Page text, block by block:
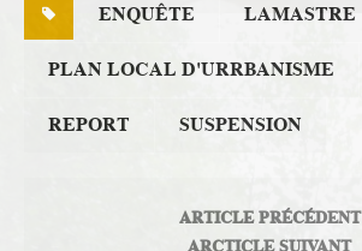
ENQUÊTE LAMASTRE
PLAN LOCAL D'URRBANISME
REPORT SUSPENSION
ARTICLE PRÉCÉDENT